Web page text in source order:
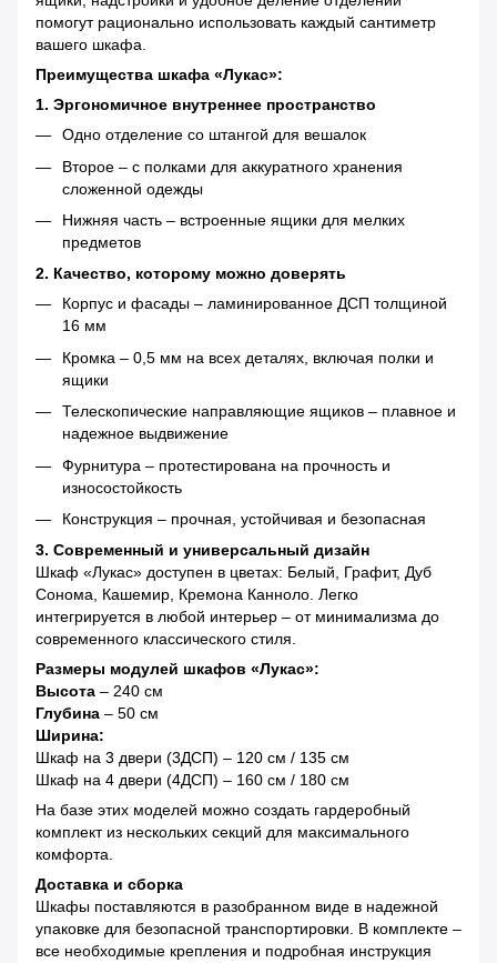
помогут рационально использовать каждый сантиметр
вашего шкафа.
Преимущества шкафа «Лукас»:
1. Эргономичное внутреннее пространство
Одно отделение со штангой для вешалок
Второе – с полками для аккуратного хранения
сложенной одежды
Нижняя часть – встроенные ящики для мелких
предметов
2. Качество, которому можно доверять
Корпус и фасады – ламинированное ДСП толщиной
16 мм
Кромка – 0,5 мм на всех деталях, включая полки и
ящики
Телескопические направляющие ящиков – плавное и
надежное выдвижение
Фурнитура – протестирована на прочность и
износостойкость
Конструкция – прочная, устойчивая и безопасная
3. Современный и универсальный дизайн
Шкаф «Лукас» доступен в цветах: Белый, Графит, Дуб
Сонома, Кашемир, Кремона Канноло. Легко
интегрируется в любой интерьер – от минимализма до
современного классического стиля.
Размеры модулей шкафов «Лукас»:
Высота – 240 см
Глубина – 50 см
Ширина:
Шкаф на 3 двери (3ДСП) – 120 см / 135 см
Шкаф на 4 двери (4ДСП) – 160 см / 180 см
На базе этих моделей можно создать гардеробный
комплект из нескольких секций для максимального
комфорта.
Доставка и сборка
Шкафы поставляются в разобранном виде в надежной
упаковке для безопасной транспортировки. В комплекте –
все необходимые крепления и подробная инструкция